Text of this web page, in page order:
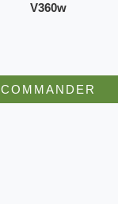
V360w
COMMANDER